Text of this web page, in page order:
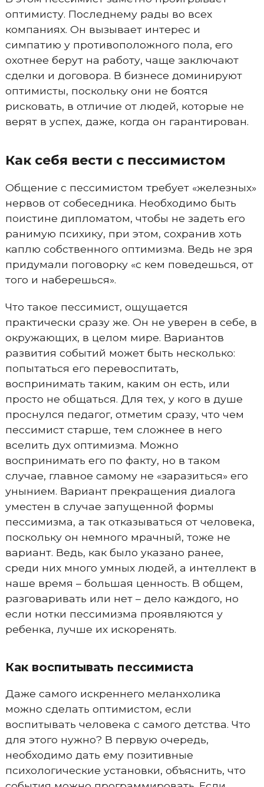
оптимисту. Последнему рады во всех
компаниях. Он вызывает интерес и
симпатию у противоположного пола, его
охотнее берут на работу, чаще заключают
сделки и договора. В бизнесе доминируют
оптимисты, поскольку они не боятся
рисковать, в отличие от людей, которые не
верят в успех, даже, когда он гарантирован.
Как себя вести с пессимистом
Общение с пессимистом требует «железных»
нервов от собеседника. Необходимо быть
поистине дипломатом, чтобы не задеть его
ранимую психику, при этом, сохранив хоть
каплю собственного оптимизма. Ведь не зря
придумали поговорку «с кем поведешься, от
того и наберешься».
Что такое пессимист, ощущается
практически сразу же. Он не уверен в себе, в
окружающих, в целом мире. Вариантов
развития событий может быть несколько:
попытаться его перевоспитать,
воспринимать таким, каким он есть, или
просто не общаться. Для тех, у кого в душе
проснулся педагог, отметим сразу, что чем
пессимист старше, тем сложнее в него
вселить дух оптимизма. Можно
воспринимать его по факту, но в таком
случае, главное самому не «заразиться» его
унынием. Вариант прекращения диалога
уместен в случае запущенной формы
пессимизма, а так отказываться от человека,
поскольку он немного мрачный, тоже не
вариант. Ведь, как было указано ранее,
среди них много умных людей, а интеллект в
наше время – большая ценность. В общем,
разговаривать или нет – дело каждого, но
если нотки пессимизма проявляются у
ребенка, лучше их искоренять.
Как воспитывать пессимиста
Даже самого искреннего меланхолика
можно сделать оптимистом, если
воспитывать человека с самого детства. Что
для этого нужно? В первую очередь,
необходимо дать ему позитивные
психологические установки, объяснить, что